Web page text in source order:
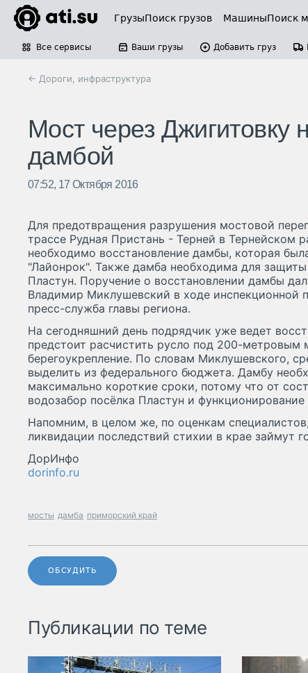
ГрузыПоиск грузов МашиныПоиск
Все сервисы Ваши грузы Добавить груз
← Дороги, инфраструктура
Мост через Джигитовку
дамбой
07:52, 17 Октября 2016
Для предотвращения разрушения мостовой
трассе Рудная Пристань - Терней в Тернейском
необходимо восстановление дамбы, которая
"Лайонрок". Также дамба необходима для
Пластун. Поручение о восстановлении дамбы
Владимир Миклушевский в ходе инспекционной
пресс-служба главы региона.
На сегодняшний день подрядчик уже ведет
предстоит расчистить русло под 200-метровым
берегоукрепление. По словам Миклушевского,
выделить из федерального бюджета. Дамбу
максимально короткие сроки, потому что от
водозабор посёлка Пластун и
Напомним, в целом же, по оценкам
ликвидации последствий стихии в крае займут
ДорИнфо
dorinfo.ru
мосты дамба приморский край
ОБСУДИТЬ
Публикации по теме